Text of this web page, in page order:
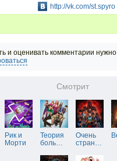
http://vk.com/st.spyro
и оценивать комментарии нужно
Смотрит
Рик и
Морти
Теория
боль…
Очень
стран…